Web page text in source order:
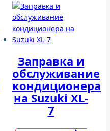
Заправка и
обслуживание
кондиционера
на Suzuki XL-
7